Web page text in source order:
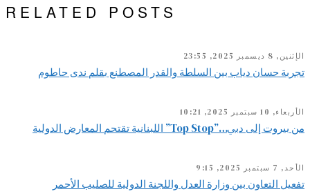
RELATED POSTS
الإثنين, 8 ديسمبر 2025, 23:55
تجربة حسان دياب بين السلطة والقدر المصطنع بقلم ندى حاطوم
الأربعاء, 10 سبتمبر 2025, 10:21
من بيروت إلى دبي…”Top Stop” اللبنانية تقتحم المعارض الدولية
الأحد, 7 سبتمبر 2025, 9:15
تفعيل التعاون بين وزارة العدل واللجنة الدولية للصليب الأحمر